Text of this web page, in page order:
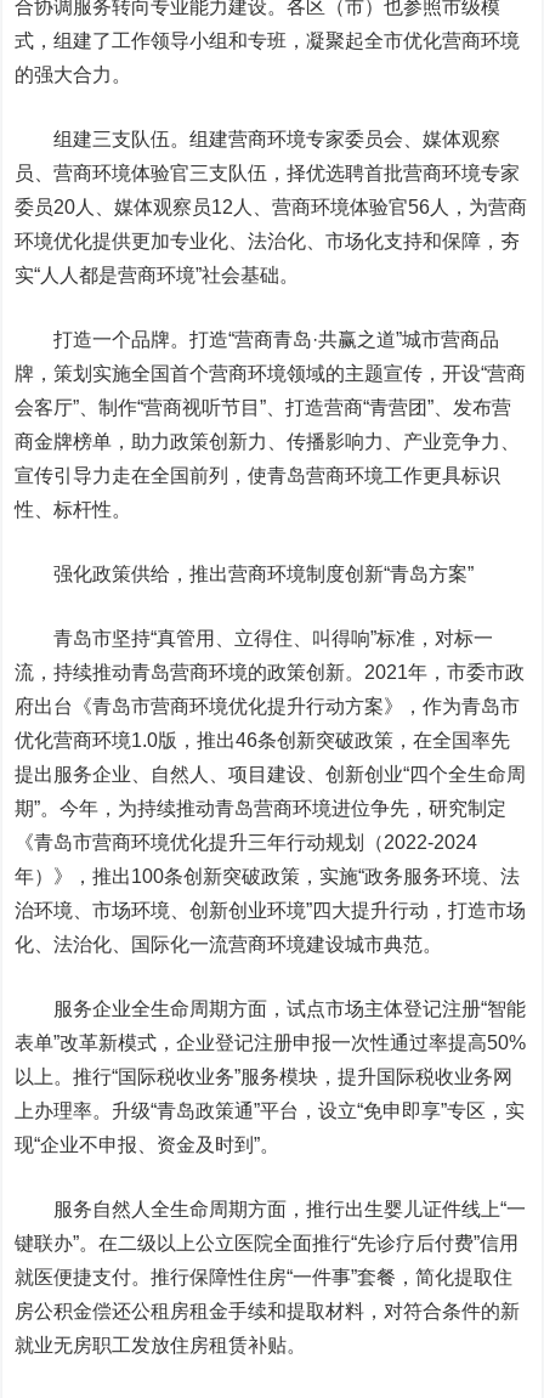
合协调服务转向专业能力建设。各区（市）也参照市级模
式，组建了工作领导小组和专班，凝聚起全市优化营商环境
的强大合力。
组建三支队伍。组建营商环境专家委员会、媒体观察
员、营商环境体验官三支队伍，择优选聘首批营商环境专家
委员20人、媒体观察员12人、营商环境体验官56人，为营商
环境优化提供更加专业化、法治化、市场化支持和保障，夯
实“人人都是营商环境”社会基础。
打造一个品牌。打造“营商青岛·共赢之道”城市营商品
牌，策划实施全国首个营商环境领域的主题宣传，开设“营商
会客厅”、制作“营商视听节目”、打造营商“青营团”、发布营
商金牌榜单，助力政策创新力、传播影响力、产业竞争力、
宣传引导力走在全国前列，使青岛营商环境工作更具标识
性、标杆性。
强化政策供给，推出营商环境制度创新“青岛方案”
青岛市坚持“真管用、立得住、叫得响”标准，对标一
流，持续推动青岛营商环境的政策创新。2021年，市委市政
府出台《青岛市营商环境优化提升行动方案》，作为青岛市
优化营商环境1.0版，推出46条创新突破政策，在全国率先
提出服务企业、自然人、项目建设、创新创业“四个全生命周
期”。今年，为持续推动青岛营商环境进位争先，研究制定
《青岛市营商环境优化提升三年行动规划（2022-2024
年）》，推出100条创新突破政策，实施“政务服务环境、法
治环境、市场环境、创新创业环境”四大提升行动，打造市场
化、法治化、国际化一流营商环境建设城市典范。
服务企业全生命周期方面，试点市场主体登记注册“智能
表单”改革新模式，企业登记注册申报一次性通过率提高50%
以上。推行“国际税收业务”服务模块，提升国际税收业务网
上办理率。升级“青岛政策通”平台，设立“免申即享”专区，实
现“企业不申报、资金及时到”。
服务自然人全生命周期方面，推行出生婴儿证件线上“一
键联办”。在二级以上公立医院全面推行“先诊疗后付费”信用
就医便捷支付。推行保障性住房“一件事”套餐，简化提取住
房公积金偿还公租房租金手续和提取材料，对符合条件的新
就业无房职工发放住房租赁补贴。